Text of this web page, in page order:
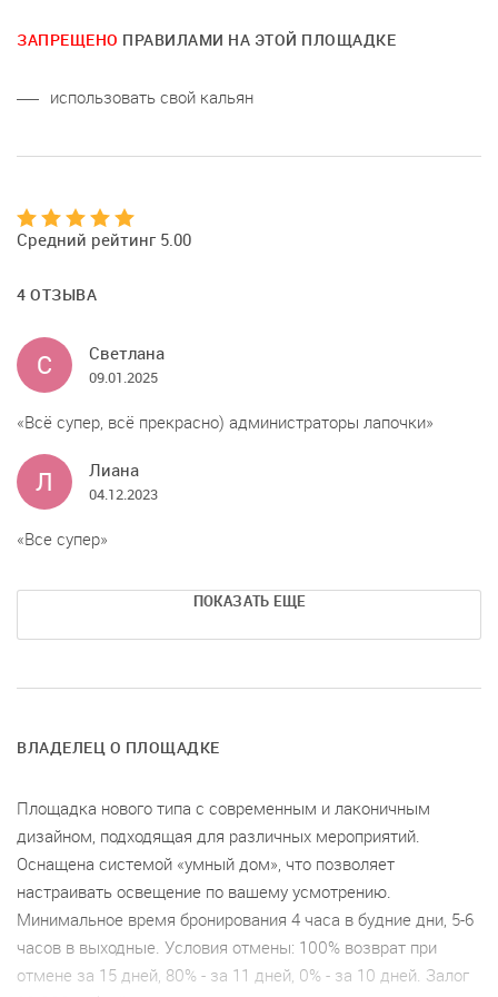
ЗАПРЕЩЕНО ПРАВИЛАМИ НА ЭТОЙ ПЛОЩАДКЕ
использовать свой кальян
Средний рейтинг 5.00
4 ОТЗЫВА
С Светлана
09.01.2025
Всё супер, всё прекрасно) администраторы лапочки
Л Лиана
04.12.2023
Все супер
ПОКАЗАТЬ ЕЩЕ
ВЛАДЕЛЕЦ О ПЛОЩАДКЕ
Площадка нового типа с современным и лаконичным
дизайном, подходящая для различных мероприятий.
Оснащена системой «умный дом», что позволяет
настраивать освещение по вашему усмотрению.
Минимальное время бронирования 4 часа в будние дни, 5-6
часов в выходные. Условия отмены: 100% возврат при
отмене за 15 дней, 80% - за 11 дней, 0% - за 10 дней. Залог